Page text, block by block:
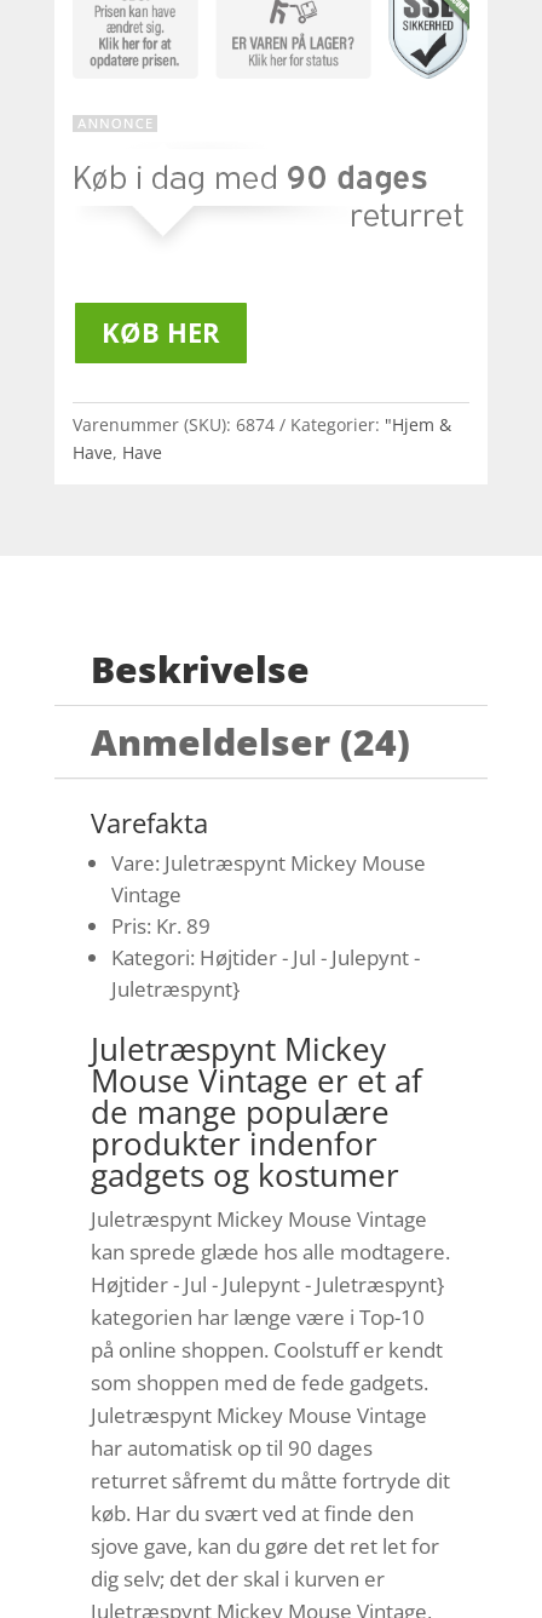
KØB HER
Varenummer (SKU): 6874 Kategorier: "Hjem &
Have, Have
Beskrivelse
Anmeldelser (24)
Varefakta
Vare: Juletræspynt Mickey Mouse
Vintage
Pris: Kr. 89
Kategori: Højtider - Jul - Julepynt -
Juletræspynt}
Juletræspynt Mickey
Mouse Vintage er et af
de mange populære
produkter indenfor
gadgets og kostumer
Juletræspynt Mickey Mouse Vintage
kan sprede glæde hos alle modtagere.
Højtider - Jul - Julepynt - Juletræspynt}
kategorien har længe være i Top-10
på online shoppen. Coolstuff er kendt
som shoppen med de fede gadgets.
Juletræspynt Mickey Mouse Vintage
har automatisk op til 90 dages
returret såfremt du måtte fortryde dit
køb. Har du svært ved at finde den
sjove gave, kan du gøre det ret let for
dig selv; det der skal i kurven er
Juletræspynt Mickey Mouse Vintage,